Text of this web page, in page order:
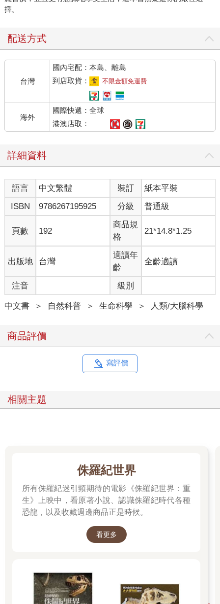
擇。
配送方式
台灣
國內宅配：本島、離島
到店取貨：
不限金額免運費
海外
國際快遞：全球
港澳店取：
詳細資料
語言 中文繁體 裝訂
紙本平裝
ISBN
9786267195925 分級 普通級
頁數 192
商品規
格
21*14.8*1.25
出版地 台灣
適讀年
齡
全齡適讀
注音 級別
中文書 ＞ 自然科普 ＞ 生命科學 ＞ 人類/大腦科學
商品評價
寫評價
相關主題
侏羅紀世界
所有侏羅紀迷引頸期待的電影《侏羅紀世界：重
生》上映中，看原著小說、認識侏羅紀時代各種
恐龍，以及收藏週邊商品正是時候。
看更多